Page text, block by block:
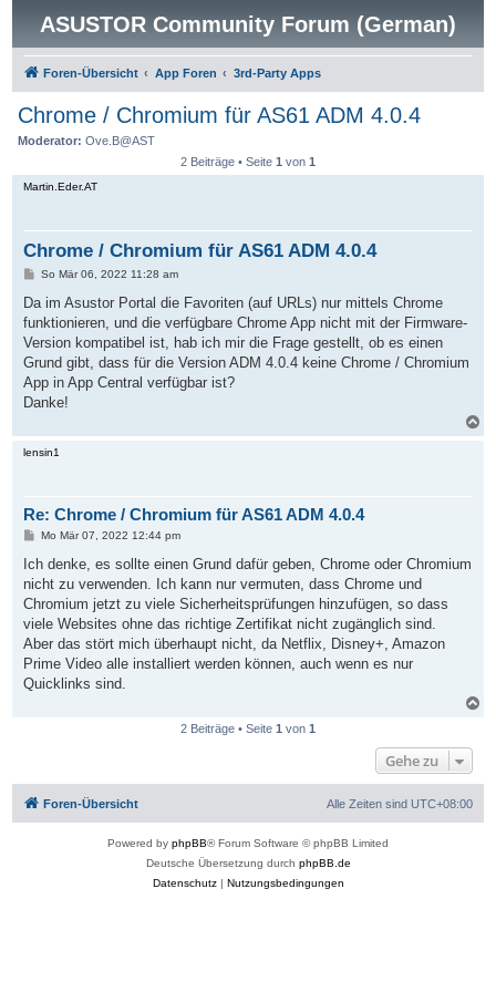
ASUSTOR Community Forum (German)
Foren-Übersicht App Foren 3rd-Party Apps
Chrome / Chromium für AS61 ADM 4.0.4
Moderator: Ove.B@AST
2 Beiträge • Seite 1 von 1
Martin.Eder.AT
Chrome / Chromium für AS61 ADM 4.0.4
B
i
r
a
So Mär 06, 2022 11:28 am
Da im Asustor Portal die Favoriten (auf URLs) nur mittels Chrome
funktionieren, und die verfügbare Chrome App nicht mit der Firmware-
Version kompatibel ist, hab ich mir die Frage gestellt, ob es einen
Grund gibt, dass für die Version ADM 4.0.4 keine Chrome / Chromium
App in App Central verfügbar ist?
Danke!
a
lensin1
Re: Chrome / Chromium für AS61 ADM 4.0.4
B
i
r
a
Mo Mär 07, 2022 12:44 pm
Ich denke, es sollte einen Grund dafür geben, Chrome oder Chromium
nicht zu verwenden. Ich kann nur vermuten, dass Chrome und
Chromium jetzt zu viele Sicherheitsprüfungen hinzufügen, so dass
viele Websites ohne das richtige Zertifikat nicht zugänglich sind.
Aber das stört mich überhaupt nicht, da Netflix, Disney+, Amazon
Prime Video alle installiert werden können, auch wenn es nur
Quicklinks sind.
2 Beiträge • Seite 1 von 1
Gehe zu
Foren-Übersicht Alle Zeiten sind UTC+08:00
Powered by phpBB® Forum Software © phpBB Limited
Deutsche Übersetzung durch phpBB.de
Datenschutz| Nutzungsbedingungen